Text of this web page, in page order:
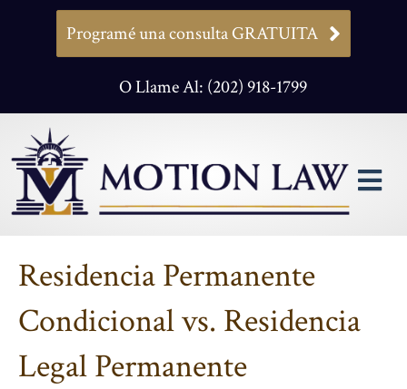
Programé una consulta GRATUITA
O Llame Al: (202) 918-1799
Residencia Permanente
Condicional vs. Residencia
Legal Permanente